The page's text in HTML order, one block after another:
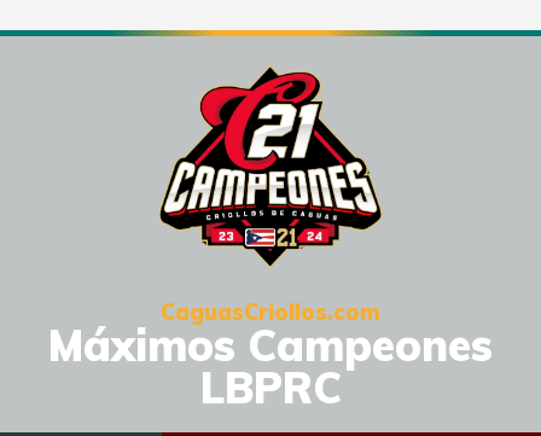
CaguasCriollos.com
Máximos Campeones
LBPRC